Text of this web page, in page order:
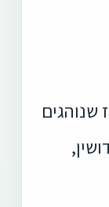
שנוהגים